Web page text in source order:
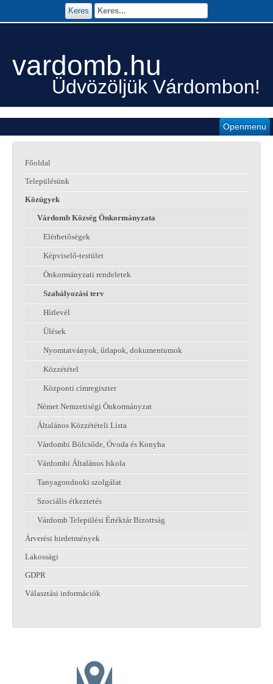
vardomb.hu
Üdvözöljük Várdombon!
Openmenu
Keres
Főoldal
Településünk
Közügyek
Várdomb Község Önkormányzata
Elérhetőségek
Képviselő-testület
Önkormányzati rendeletek
Szabályozási terv
Hírlevél
Ülések
Nyomtatványok, űrlapok, dokumentumok
Közzététel
Központi címregiszter
Német Nemzetiségi Önkormányzat
Általános Közzétételi Lista
Várdombi Bölcsőde, Óvoda és Konyha
Várdombi Általános Iskola
Tanyagondnoki szolgálat
Szociális étkeztetés
Várdomb Települési Értéktár Bizottság
Árverési hirdetmények
Lakossági
GDPR
Választási információk